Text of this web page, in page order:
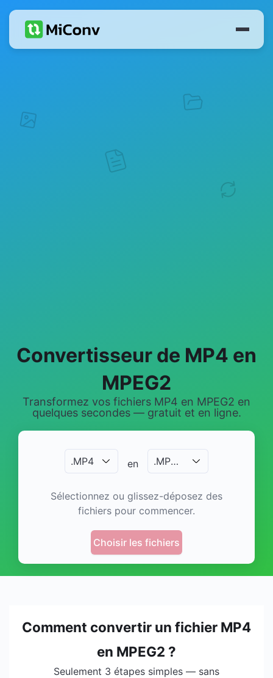
Convertisseur de MP4 en
MPEG2
Transformez vos fichiers MP4 en MPEG2 en
quelques secondes — gratuit et en ligne.
.MP4 en .MPEG2
Sélectionnez ou glissez-déposez des
fichiers pour commencer.
Choisir les fichiers
Comment convertir un fichier MP4
en MPEG2 ?
Seulement 3 étapes simples — sans